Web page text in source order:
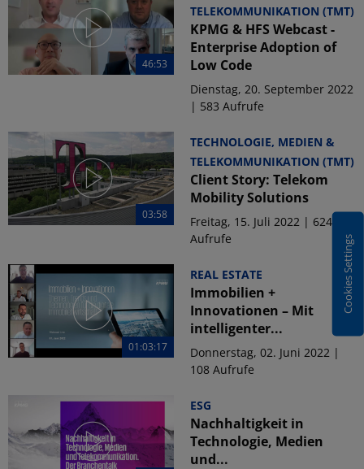
46:53
TELEKOMMUNIKATION (TMT)
KPMG & HFS Webcast -
Enterprise Adoption of
Low Code
Dienstag, 20. September 2022
| 583 Aufrufe
03:58
TECHNOLOGIE, MEDIEN &
TELEKOMMUNIKATION (TMT)
Client Story: Telekom
Mobility Solutions
Freitag, 15. Juli 2022 | 624
Aufrufe
01:03:17
REAL ESTATE
Immobilien +
Innovationen – Mit
intelligenter...
Donnerstag, 02. Juni 2022 |
108 Aufrufe
ESG
Nachhaltigkeit in
Technologie, Medien
und...
Cookies Settings